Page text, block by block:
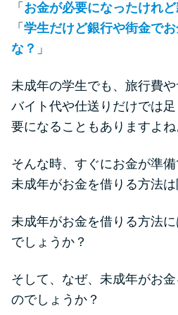
とにかくす
審査が不安
カードロー
カードロー
特集ページ
「 お金が必要になったけれ
「 学生だけど銀行や街金で
な？ 」
未成年の学生でも、旅行費
バイト代や仕送りだけでは
要になることもありますよね
そんな時、すぐにお金が準備
未成年がお金を借りる方法は
未成年がお金を借りる方法
でしょうか？
そして、なぜ、未成年がお
のでしょうか？